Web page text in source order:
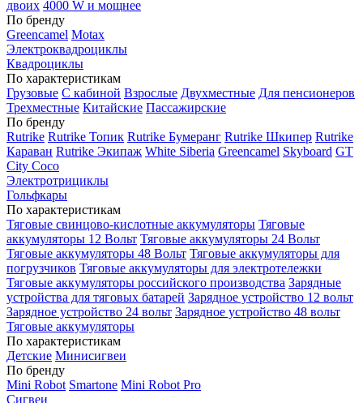
двоих 4000 W и мощнее
По бренду
Greencamel Motax
Электроквадроциклы
Квадроциклы
По характеристикам
Грузовые С кабиной Взрослые Двухместные Для пенсионеров
Трехместные Китайские Пассажирские
По бренду
Rutrike Rutrike Топик Rutrike Бумеранг Rutrike Шкипер Rutrike
Караван Rutrike Экипаж White Siberia Greencamel Skyboard GT
City Coco
Электротрициклы
Гольфкары
По характеристикам
Тяговые свинцово-кислотные аккумуляторы Тяговые
аккумуляторы 12 Вольт Тяговые аккумуляторы 24 Вольт
Тяговые аккумуляторы 48 Вольт Тяговые аккумуляторы для
погрузчиков Тяговые аккумуляторы для электротележки
Тяговые аккумуляторы российского производства Зарядные
устройства для тяговых батарей Зарядное устройство 12 вольт
Зарядное устройство 24 вольт Зарядное устройство 48 вольт
Тяговые аккумуляторы
По характеристикам
Детские Минисигвеи
По бренду
Mini Robot Smartone Mini Robot Pro
Сигвеи